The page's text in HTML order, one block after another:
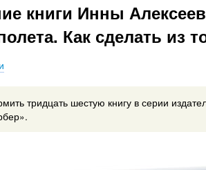
книги Инны
Как сделать из
тридцать шестую книгу в серии